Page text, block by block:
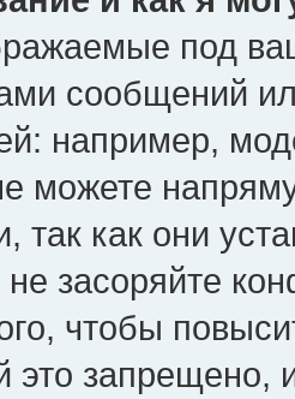
под
сообщений
например,
можете
так как они
не засоряйте
чтобы
это запрещено,